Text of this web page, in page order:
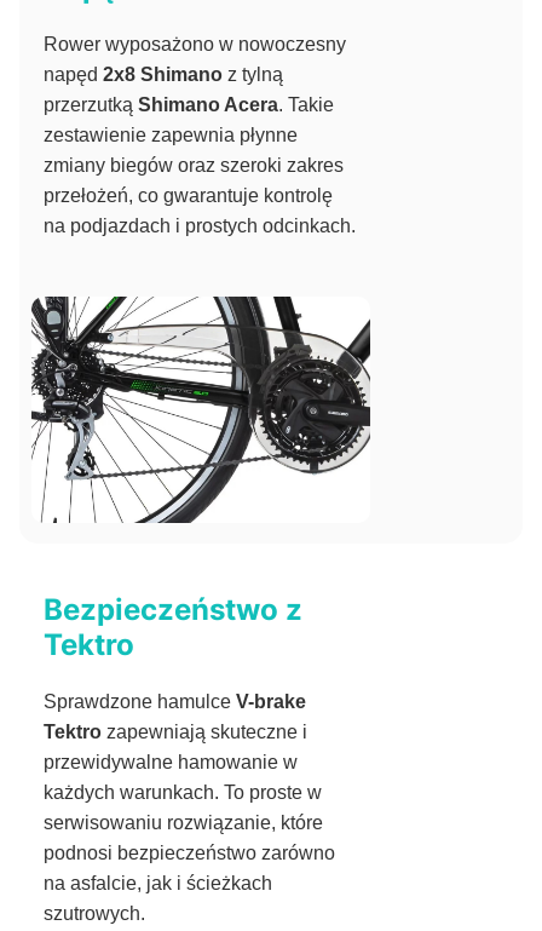
Rower wyposażono w nowoczesny
napęd 2x8 Shimano z tylną
przerzutką Shimano Acera. Takie
zestawienie zapewnia płynne
zmiany biegów oraz szeroki zakres
przełożeń, co gwarantuje kontrolę
na podjazdach i prostych odcinkach.
Bezpieczeństwo z
Tektro
Sprawdzone hamulce V-brake
Tektro zapewniają skuteczne i
przewidywalne hamowanie w
każdych warunkach. To proste w
serwisowaniu rozwiązanie, które
podnosi bezpieczeństwo zarówno
na asfalcie, jak i ścieżkach
szutrowych.